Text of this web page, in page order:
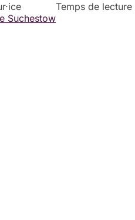
Suchestow
Temps de lecture